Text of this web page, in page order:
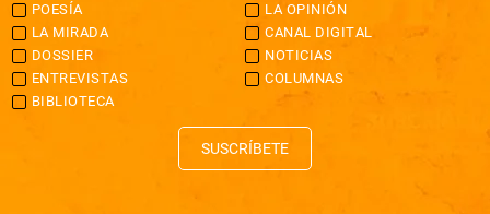
POESÍA
LA OPINIÓN
LA MIRADA
CANAL DIGITAL
DOSSIER
NOTICIAS
ENTREVISTAS
COLUMNAS
BIBLIOTECA
SUSCRÍBETE